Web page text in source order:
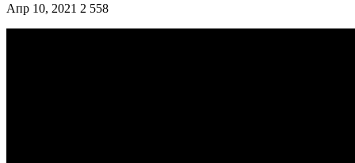
Апр 10, 2021 2 558